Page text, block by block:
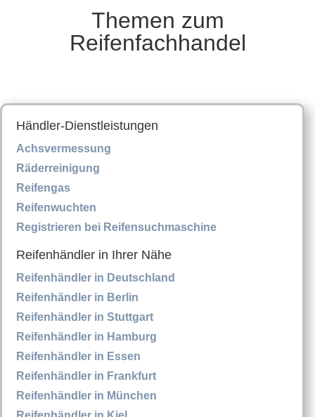
Themen zum
Reifenfachhandel
Händler-Dienstleistungen
Achsvermessung
Räderreinigung
Reifengas
Reifenwuchten
Registrieren bei Reifensuchmaschine
Reifenhändler in Ihrer Nähe
Reifenhändler in Deutschland
Reifenhändler in Berlin
Reifenhändler in Stuttgart
Reifenhändler in Hamburg
Reifenhändler in Essen
Reifenhändler in Frankfurt
Reifenhändler in München